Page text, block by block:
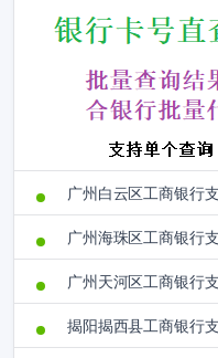
广州白云区工商银行
广州海珠区工商银行
广州天河区工商银行
揭阳揭西县工商银行